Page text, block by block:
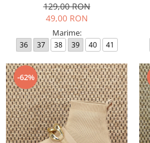
129,00 RON
49,00 RON
Marime:
36 37 38 39 40 41
-62%